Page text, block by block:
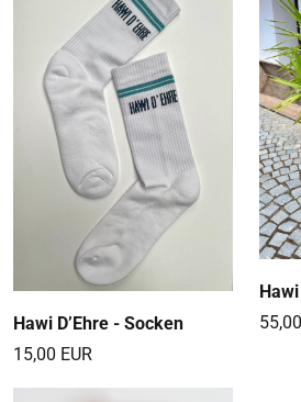
Hawi D’Ehre - Socken
15,00 EUR